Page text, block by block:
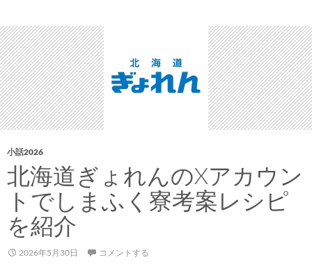
出
演
す
る
三
角
山
送
局
の
小話2026
北海道ぎょれんのXアカウン
トでしまふく寮考案レシピ
を紹介
2026年5月30日 コメントする